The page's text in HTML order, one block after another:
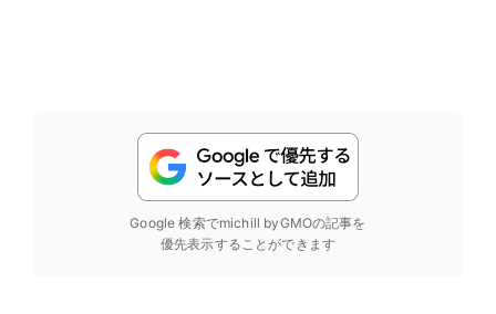
Google 検索でmichill byGMOの記事を
優先表示することができます